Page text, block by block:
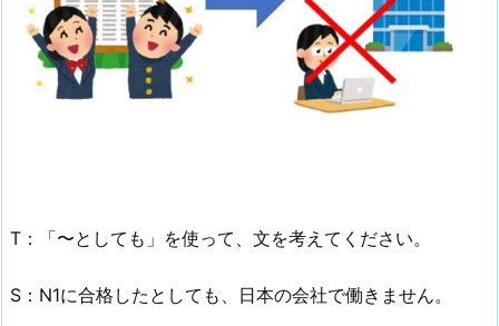
T：「〜としても」を使って、文を考えてください。
S：N1に合格したとしても、日本の会社で働きません。